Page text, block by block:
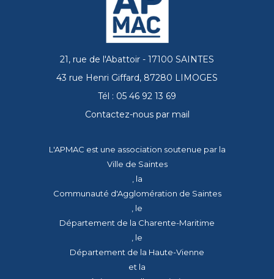
21, rue de l'Abattoir - 17100 SAINTES
43 rue Henri Giffard, 87280 LIMOGES
Tél : 05 46 92 13 69
Contactez-nous par mail
L'APMAC est une association soutenue par la
Ville de Saintes
, la
Communauté d'Agglomération de Saintes
, le
Département de la Charente-Maritime
, le
Département de la Haute-Vienne
et la